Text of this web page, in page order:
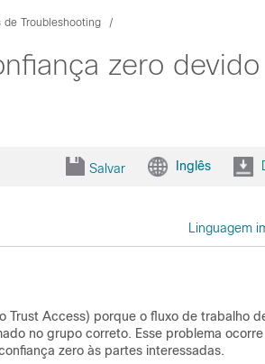
de Troubleshooting
zero
Salvar Inglês
Linguagem
Trust Access) porque o fluxo de trabalho
no grupo correto. Esse problema
zero às partes interessadas.